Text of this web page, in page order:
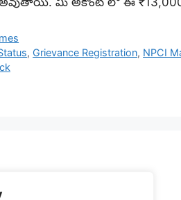
, Grievance Registration, NPCI